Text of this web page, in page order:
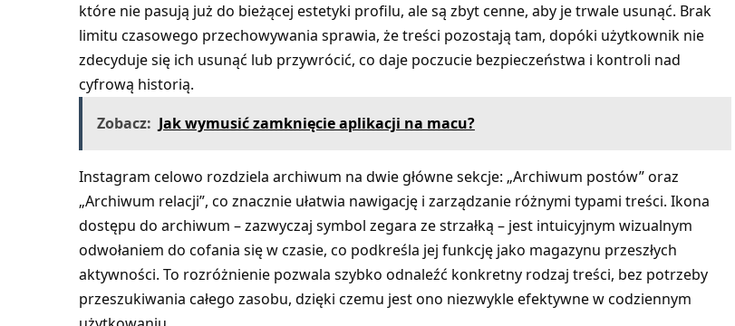
które nie pasują już do bieżącej estetyki profilu, ale są zbyt cenne, aby je trwale usunąć. Brak
limitu czasowego przechowywania sprawia, że treści pozostają tam, dopóki użytkownik nie
zdecyduje się ich usunąć lub przywrócić, co daje poczucie bezpieczeństwa i kontroli nad
cyfrową historią.
Zobacz: Jak wymusić zamknięcie aplikacji na macu?
Instagram celowo rozdziela archiwum na dwie główne sekcje: „Archiwum postów” oraz
„Archiwum relacji”, co znacznie ułatwia nawigację i zarządzanie różnymi typami treści. Ikona
dostępu do archiwum – zazwyczaj symbol zegara ze strzałką – jest intuicyjnym wizualnym
odwołaniem do cofania się w czasie, co podkreśla jej funkcję jako magazynu przeszłych
aktywności. To rozróżnienie pozwala szybko odnaleźć konkretny rodzaj treści, bez potrzeby
przeszukiwania całego zasobu, dzięki czemu jest ono niezwykle efektywne w codziennym